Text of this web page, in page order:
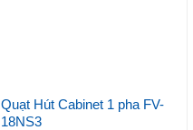
Quạt Hút Cabinet 1 pha FV-
18NS3